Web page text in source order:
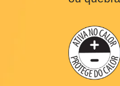
dar um
um
E tudo